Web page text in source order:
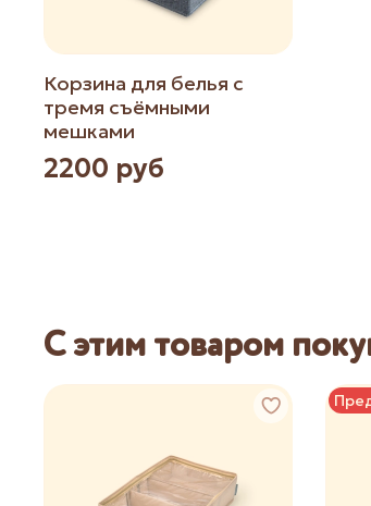
Корзина для белья с
тремя съёмными
мешками
2200 руб
С этим товаром